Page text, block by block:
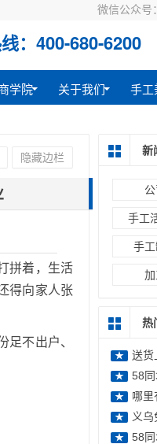
微信公众号
：400-680-6200
学院 关于我们 手工
拼着，生活
得向家人张
足不出户、
隐藏边栏
新
手工
手
热
★ 送货
★ 58同
★ 哪里有
★ 义乌免
★ 58同